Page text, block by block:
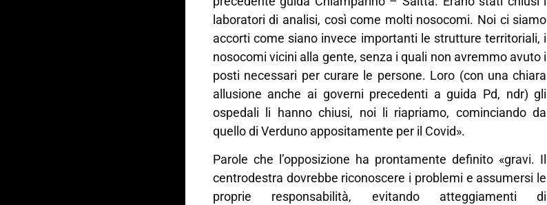
laboratori di analisi, così come molti nosocomi. Noi ci siamo
accorti come siano invece importanti le strutture territoriali, i
nosocomi vicini alla gente, senza i quali non avremmo avuto i
posti necessari per curare le persone. Loro (con una chiara
allusione anche ai governi precedenti a guida Pd, ndr) gli
ospedali li hanno chiusi, noi li riapriamo, cominciando da
quello di Verduno appositamente per il Covid».
Parole che l’opposizione ha prontamente definito «gravi. Il
centrodestra dovrebbe riconoscere i problemi e assumersi le
proprie responsabilità, evitando atteggiamenti di